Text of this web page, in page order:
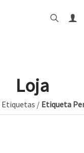
Loja
Etiquetas / Etiqueta